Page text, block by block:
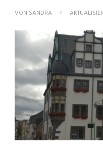
VON SANDRA